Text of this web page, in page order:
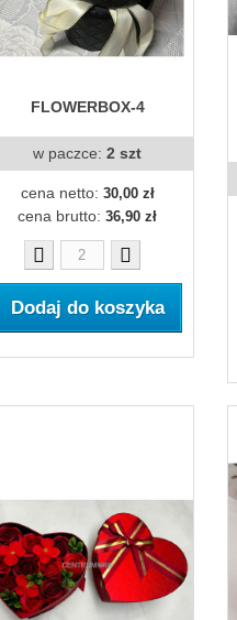
FLOWERBOX-4
w paczce: 2 szt
cena netto: 30,00 zł
cena brutto: 36,90 zł
Dodaj do koszyka